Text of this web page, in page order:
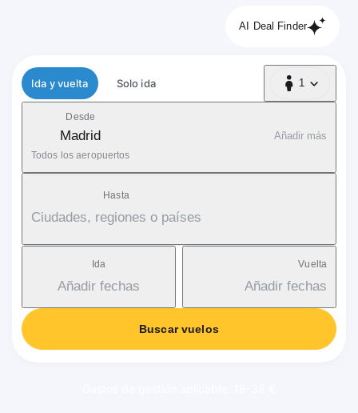
AI Deal Finder
Tipo de vuelo
Ida y vuelta Solo ida 1
1 Pasajero
Desde
Madrid
Todos los aeropuertos
Añadir más
Hasta
Ciudades, regiones o países
Ida
Añadir fechas
Vuelta
Añadir fechas
Buscar vuelos